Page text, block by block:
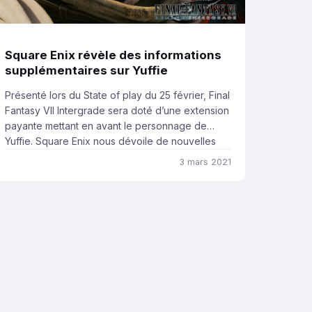
Square Enix révèle des informations
supplémentaires sur Yuffie
Présenté lors du State of play du 25 février, Final
Fantasy VII Intergrade sera doté d’une extension
payante mettant en avant le personnage de
Yuffie. Square Enix nous dévoile de nouvelles
3 mars 2021